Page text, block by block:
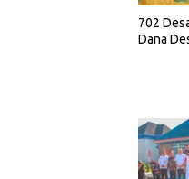
702
Dana